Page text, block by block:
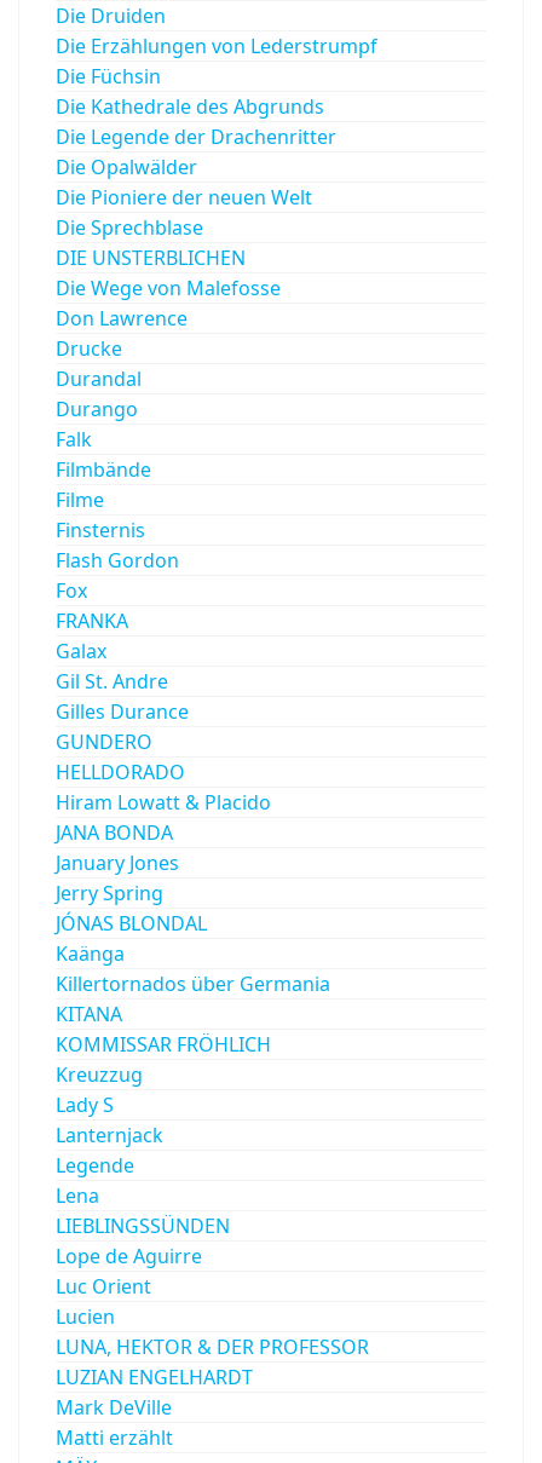
Die Druiden
Die Erzählungen von Lederstrumpf
Die Füchsin
Die Kathedrale des Abgrunds
Die Legende der Drachenritter
Die Opalwälder
Die Pioniere der neuen Welt
Die Sprechblase
DIE UNSTERBLICHEN
Die Wege von Malefosse
Don Lawrence
Drucke
Durandal
Durango
Falk
Filmbände
Filme
Finsternis
Flash Gordon
Fox
FRANKA
Galax
Gil St. Andre
Gilles Durance
GUNDERO
HELLDORADO
Hiram Lowatt & Placido
JANA BONDA
January Jones
Jerry Spring
JÓNAS BLONDAL
Kaänga
Killertornados über Germania
KITANA
KOMMISSAR FRÖHLICH
Kreuzzug
Lady S
Lanternjack
Legende
Lena
LIEBLINGSSÜNDEN
Lope de Aguirre
Luc Orient
Lucien
LUNA, HEKTOR & DER PROFESSOR
LUZIAN ENGELHARDT
Mark DeVille
Matti erzählt